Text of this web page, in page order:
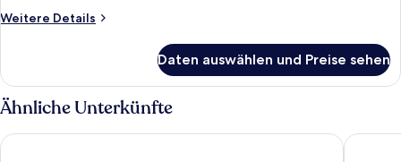
anzeigen
Weitere Details
Weitere
1 King-
Bett,
Balkon,
Stadtblick
Daten auswählen und Preise sehen
Ähnliche Unterkünfte
Austria Classic Hotel Hölle